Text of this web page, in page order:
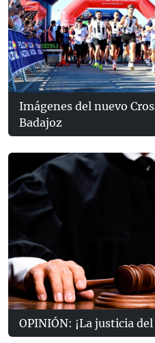
Imágenes del nuevo
Badajoz
OPINIÓN: ¡La justicia